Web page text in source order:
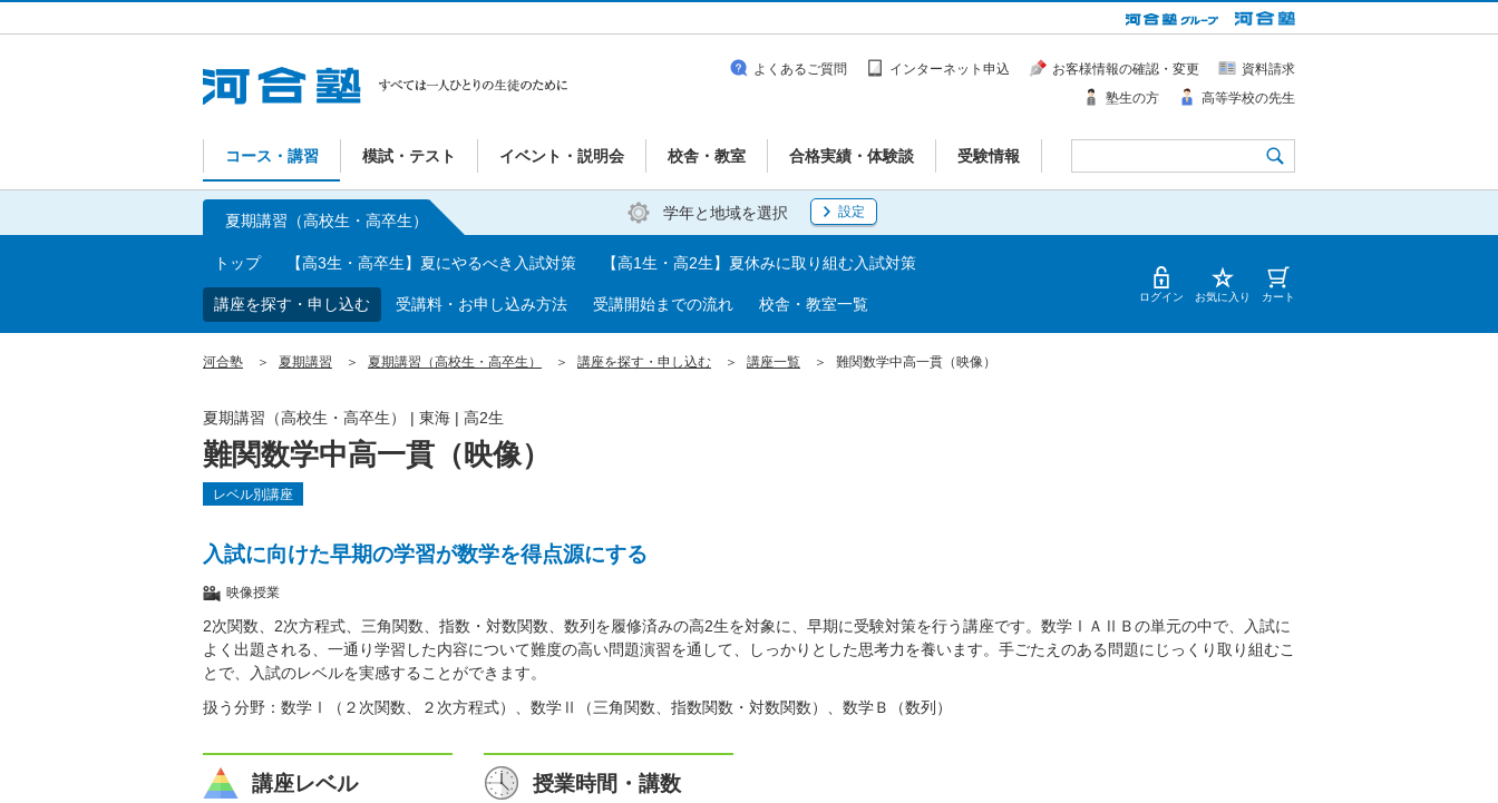
コース・講習 模試・テスト イベント・説明会 校舎・教室 合格実績・体験談 受験情報
よくあるご質問 インターネット申込 お客様情報の確認・変更
資料請求
塾生の方
高等学校の先生
学年と地域を選択 設定
夏期講習（高校生・高卒生）
トップ 【高3生・高卒生】夏にやるべき入試対策 【高1生・高2生】夏休みに取り組む入試対策
講座を探す・申し込む 受講料・お申し込み方法 受講開始までの流れ 校舎・教室一覧 ログイン お気に入り カート
河合塾 夏期講習 夏期講習（高校生・高卒生） 講座を探す・申し込む 講座一覧 難関数学中高一貫（映像）
難関数学中高一貫（映像）
夏期講習（高校生・高卒生） | 東海 | 高2生
レベル別講座
入試に向けた早期の学習が数学を得点源にする
映像授業
2次関数、2次方程式、三角関数、指数・対数関数、数列を履修済みの高2生を対象に、早期に受験対策を行う講座です。数学ⅠＡⅡＢの単元の中で、入試に
よく出題される、一通り学習した内容について難度の高い問題演習を通して、しっかりとした思考力を養います。手ごたえのある問題にじっくり取り組むこ
とで、入試のレベルを実感することができます。
扱う分野：数学Ⅰ（２次関数、２次方程式）、数学Ⅱ（三角関数、指数関数・対数関数）、数学Ｂ（数列）
講座レベル 授業時間・講数